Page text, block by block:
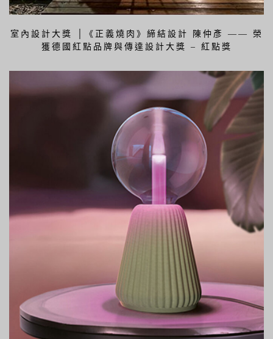
室內設計大獎 │《正義燒肉》締結設計 陳仲彥 —— 榮
獲德國紅點品牌與傳達設計大獎 – 紅點獎